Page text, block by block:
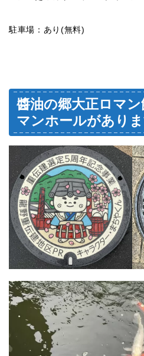
駐車場：あり(無料)
醬油の郷大正ロマ
マンホールがありま